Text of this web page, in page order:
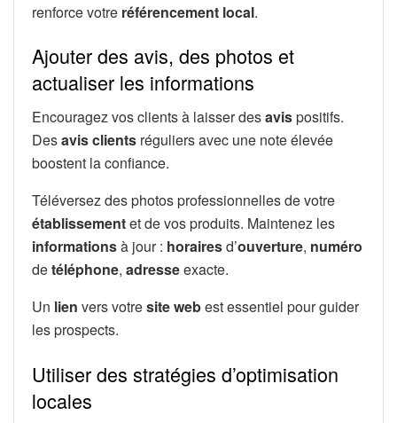
renforce votre référencement local.
Ajouter des avis, des photos et
actualiser les informations
Encouragez vos clients à laisser desavispositifs.
Desavis clients réguliers avec une note élevée
boostent la confiance.
Téléversez des photos professionnelles de votre
établissementet de vos produits. Maintenez les
informationsà jour : horairesd’ouverture, numéro
detéléphone, adresseexacte.
Un lien vers votresite webest essentiel pour guider
les prospects.
Utiliser des stratégies d’optimisation
locales